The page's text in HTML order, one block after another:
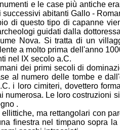
e le case più antiche
successivi abitanti Gallo -
di questo tipo di capanne
guidati dalla
Nova. Sitratta di un
a molto prima dell'anno
nel IX secolo a.C.
dei primi secoli di
al numero delle tombe e
i loro cimiteri, dovettero
numerosa. Le loro costruzioni si
.
ma rettangolari con
finestra nel timpano sopra